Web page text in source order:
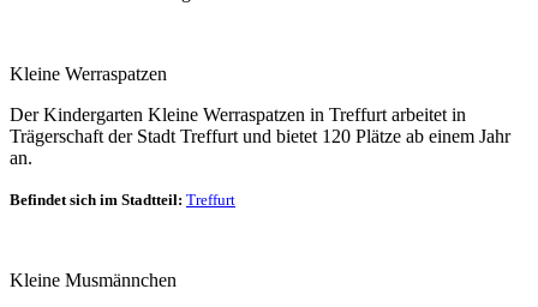
Kleine Werraspatzen
Der Kindergarten Kleine Werraspatzen in Treffurt arbeitet in
Trägerschaft der Stadt Treffurt und bietet 120 Plätze ab einem Jahr
an.
Befindet sich im Stadtteil: Treffurt
Kleine Musmännchen